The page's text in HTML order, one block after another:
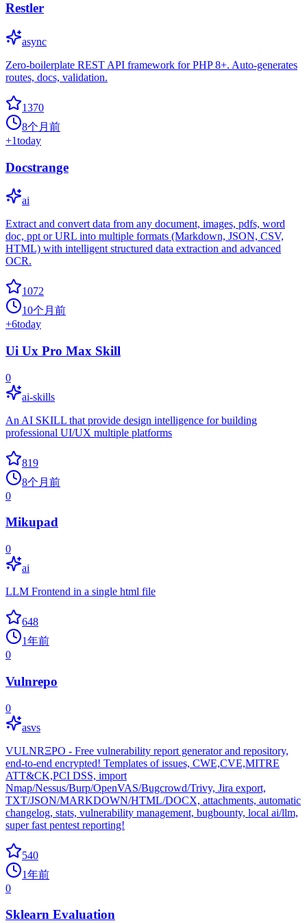
Restler
async
Zero-boilerplate REST API framework for PHP 8+. Auto-generates
routes, docs, validation.
1370
8个月前
+1today
Docstrange
ai
Extract and convert data from any document, images, pdfs, word
doc, ppt or URL into multiple formats (Markdown, JSON, CSV,
HTML) with intelligent structured data extraction and advanced
OCR.
1072
10个月前
+6today
Ui Ux Pro Max Skill
0
ai-skills
An AI SKILL that provide design intelligence for building
professional UI/UX multiple platforms
819
8个月前
0
Mikupad
0
ai
LLM Frontend in a single html file
648
1年前
0
Vulnrepo
0
asvs
VULNRΞPO - Free vulnerability report generator and repository,
end-to-end encrypted! Templates of issues, CWE,CVE,MITRE
ATT&CK,PCI DSS, import
Nmap/Nessus/Burp/OpenVAS/Bugcrowd/Trivy, Jira export,
TXT/JSON/MARKDOWN/HTML/DOCX, attachments, automatic
changelog, stats, vulnerability management, bugbounty, local ai/llm,
super fast pentest reporting!
540
1年前
0
Sklearn Evaluation